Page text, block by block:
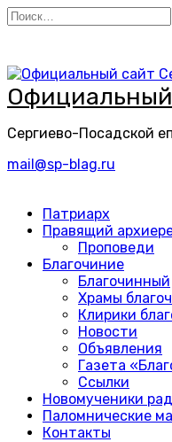
Перейти
к
Search
for:
Официальный
Сергиево-Посадской
mail@sp-blag.ru
Патриарх
Правящий
Проповеди
Благочиние
Благочинный
Храмы
Клирики
Новости
Объявления
Газета
Ссылки
Новомученики
Паломнические
Контакты